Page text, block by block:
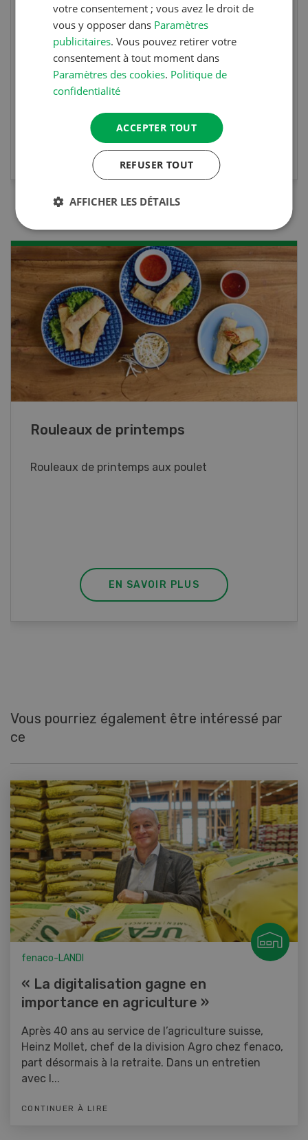
Vous élevez des poissons ou songez à le faire?
Ce cours vous équipe du savoir nécessaire. Si
vous effectuez aussi un stage pratique, votre
diplôme est reconnu officiellement et vous
habilite à détenir des poissons à titre
professionnel.
EN SAVOIR PLUS
Blancs de poulet sauce épinards à la
EN SAVOIR PLUS
Vous pourriez également être intéressé par
ce
fenaco-LANDI
« La digitalisation gagne en
importance en agriculture »
Après 40 ans au service de l’agriculture suisse,
Heinz Mollet, chef de la division Agro chez fenaco,
part désormais à la retraite. Dans un entretien
avec l...
CONTINUER À LIRE
votre consentement ; vous avez le droit de
vous y opposer dans Paramètres
publicitaires. Vous pouvez retirer votre
consentement à tout moment dans
Paramètres des cookies. Politique de
confidentialité
ACCEPTER TOUT
REFUSER TOUT
AFFICHER LES DÉTAILS